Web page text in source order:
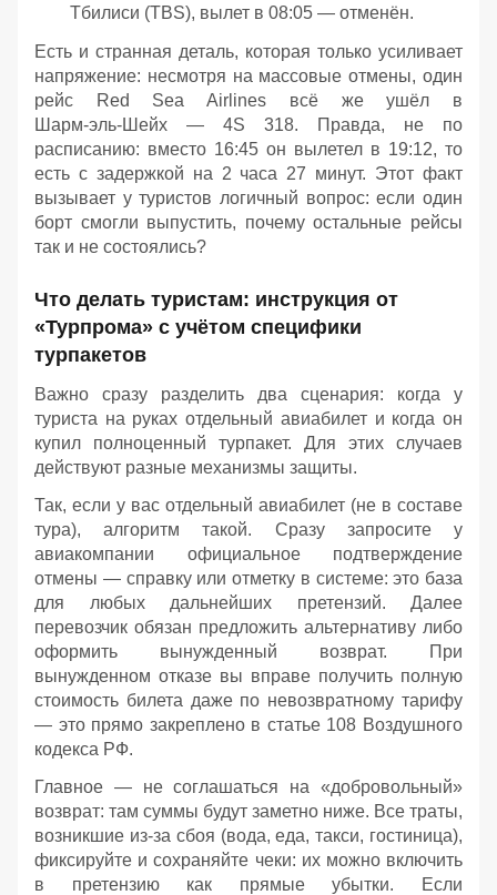
Тбилиси (TBS), вылет в 08:05 — отменён.
Есть и странная деталь, которая только усиливает
напряжение: несмотря на массовые отмены, один
рейс Red Sea Airlines всё же ушёл в
Шарм‑эль‑Шейх — 4S 318. Правда, не по
расписанию: вместо 16:45 он вылетел в 19:12, то
есть с задержкой на 2 часа 27 минут. Этот факт
вызывает у туристов логичный вопрос: если один
борт смогли выпустить, почему остальные рейсы
так и не состоялись?
Что делать туристам: инструкция от
«Турпрома» с учётом специфики
турпакетов
Важно сразу разделить два сценария: когда у
туриста на руках отдельный авиабилет и когда он
купил полноценный турпакет. Для этих случаев
действуют разные механизмы защиты.
Так, если у вас отдельный авиабилет (не в составе
тура), алгоритм такой. Сразу запросите у
авиакомпании официальное подтверждение
отмены — справку или отметку в системе: это база
для любых дальнейших претензий. Далее
перевозчик обязан предложить альтернативу либо
оформить вынужденный возврат. При
вынужденном отказе вы вправе получить полную
стоимость билета даже по невозвратному тарифу
— это прямо закреплено в статье 108 Воздушного
кодекса РФ.
Главное — не соглашаться на «добровольный»
возврат: там суммы будут заметно ниже. Все траты,
возникшие из‑за сбоя (вода, еда, такси, гостиница),
фиксируйте и сохраняйте чеки: их можно включить
в претензию как прямые убытки. Если